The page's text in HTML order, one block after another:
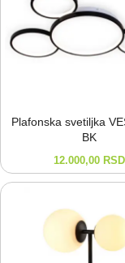
Plafonska svetiljka
BK
12.000,00 RSD